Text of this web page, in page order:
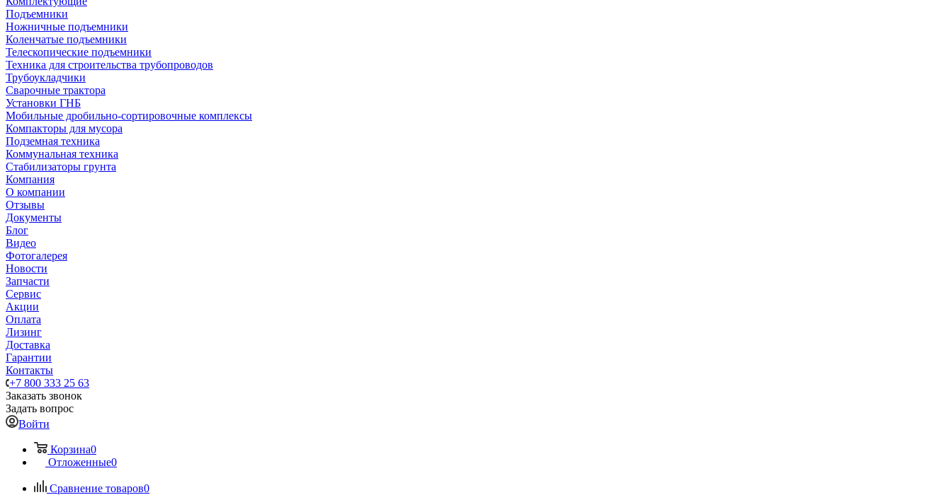
Подъемники
Ножничные подъемники
Коленчатые подъемники
Телескопические подъемники
Техника для строительства трубопроводов
Трубоукладчики
Сварочные трактора
Установки ГНБ
Мобильные дробильно-сортировочные комплексы
Компакторы для мусора
Подземная техника
Коммунальная техника
Стабилизаторы грунта
Компания
О компании
Отзывы
Документы
Блог
Видео
Фотогалерея
Новости
Запчасти
Сервис
Акции
Оплата
Лизинг
Доставка
Гарантии
Контакты
+7 800 333 25 63
Заказать звонок
Задать вопрос
Войти
Корзина0
Отложенные0
Сравнение товаров0